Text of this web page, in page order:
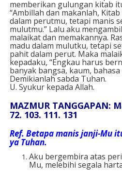
memberikan gulungan kitab
“Ambillah dan makanlah,
dalam perutmu, tetapi manis
mulutmu.” Lalu aku
malaikat dan memakannya.
madu dalam mulutku, tetapi
pahit dalam perut. Maka
kepadaku, “Engkau harus
banyak bangsa, kaum, bahasa
Demikianlah sabda Tuhan.
U. Syukur kepada Allah.
MAZMUR TANGGAPAN:
72. 103. 111. 131
Ref. Betapa manis janji-Mu
ya Tuhan.
Aku bergembira atas
Mu, melebihi segala